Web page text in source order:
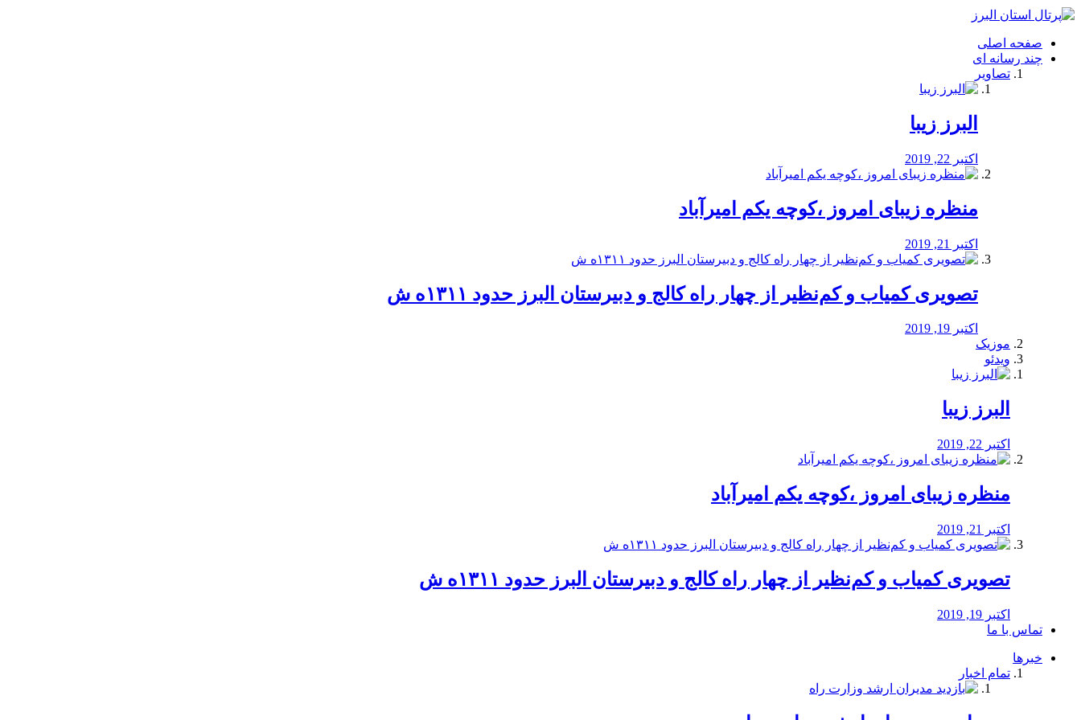
فصد
شرق
تهران
خشکشویی
صفحه اصلی
چند رسانه ای
تصاویر
البرز زیبا
اکتبر 22, 2019
منظره‌‌ زیبای امروز ،کوچه یکم امیرآباد
اکتبر 21, 2019
️تصویری کمیاب و کم‌نظیر از چهار راه كالج و دبيرستان البرز حدود ۱۳۱۱ه ش
اکتبر 19, 2019
موزیک
ویدئو
البرز زیبا
اکتبر 22, 2019
منظره‌‌ زیبای امروز ،کوچه یکم امیرآباد
اکتبر 21, 2019
️تصویری کمیاب و کم‌نظیر از چهار راه كالج و دبيرستان البرز حدود ۱۳۱۱ه ش
اکتبر 19, 2019
تماس با ما
خبرها
تمام اخبار